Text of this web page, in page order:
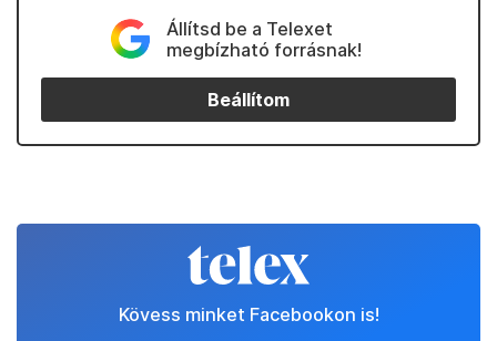
Állítsd be a Telexet
megbízható forrásnak!
Beállítom
Kövess minket Facebookon is!